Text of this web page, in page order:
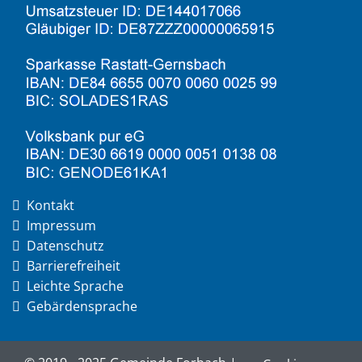
Kontakt
Impressum
Datenschutz
Barrierefreiheit
Leichte Sprache
Gebärdensprache